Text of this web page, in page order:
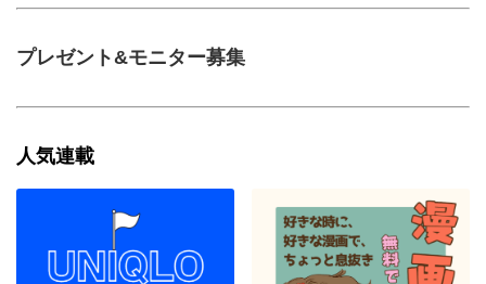
プレゼント&モニター募集
人気連載